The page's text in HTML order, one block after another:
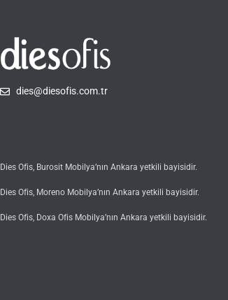
dies@diesofis.com.tr
Dies Ofis, Burosit Mobilya’nın Ankara yetkili bayisidir.
Dies Ofis, Moreno Mobilya’nın Ankara yetkili bayisidir.
Dies Ofis, Doxa Ofis Mobilya’nın Ankara yetkili bayisidir.